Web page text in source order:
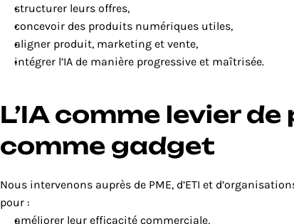
structurer leurs offres,
concevoir des produits numériques utiles,
aligner produit, marketing et vente,
intégrer l’IA de manière progressive et maîtrisée.
L’IA comme levier
comme gadget
Nous intervenons auprès de PME, d’ETI et
pour :
améliorer leur efficacité commerciale,